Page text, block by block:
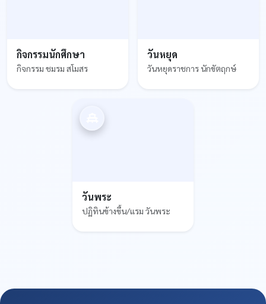
กิจกรรมนักศึกษา
กิจกรรม ชมรม สโมสร
วันหยุด
วันหยุดราชการ นักขัตฤกษ์
วันพระ
ปฏิทินข้างขึ้น/แรม วันพระ